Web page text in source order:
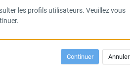
les profils utilisateurs. Veuillez vous
Continuer Annuler